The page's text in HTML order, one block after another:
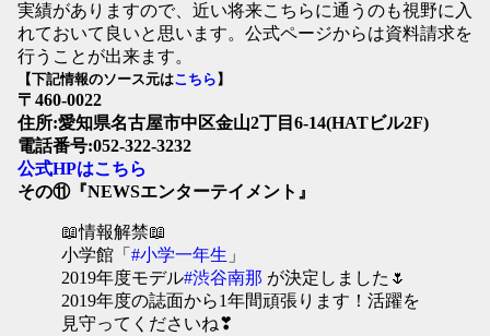
実績がありますので、近い将来こちらに通うのも視野に入
れておいて良いと思います。公式ページからは資料請求を
行うことが出来ます。
【下記情報のソース元はこちら 】
〒460-0022
住所:愛知県名古屋市中区金山2丁目6-14(HATビル2F)
電話番号:052-322-3232
公式HPはこちら
その⑪『NEWSエンターテイメント』
📖情報解禁📖
小学館「 #小学一年生 」
2019年度モデル#渋谷南那 が決定しました🌷
2019年度の誌面から1年間頑張ります！活躍を
見守ってくださいね❣